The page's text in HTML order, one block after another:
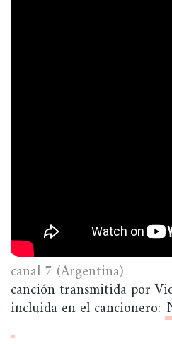
canal 7 (Argentina)
canción transmitida por
incluida en el cancionero: